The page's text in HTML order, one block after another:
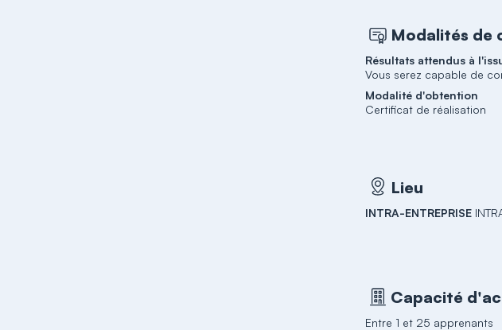
Modalités de
Résultats attendus à
Vous serez capable de
Modalité d'obtention
Certificat de réalisation
Lieu
INTRA-ENTREPRISE
Capacité
Entre 1 et 25 apprenants